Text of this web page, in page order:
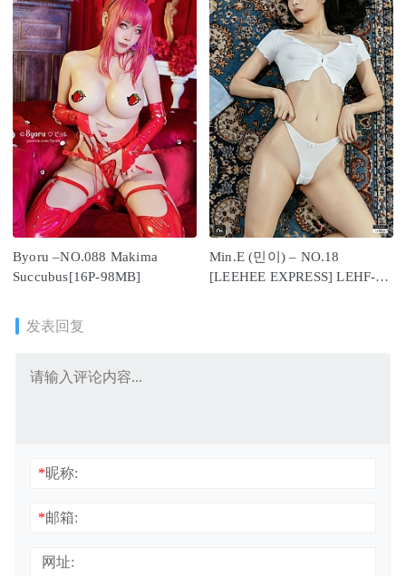
Byoru –NO.088 Makima
Succubus[16P-98MB]
Min.E (민이) – NO.18
[LEEHEE EXPRESS] LEHF-
发表回复
*昵称:
*邮箱:
网址: